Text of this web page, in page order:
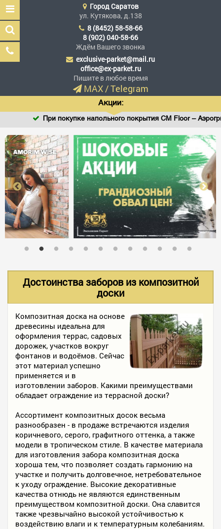
Эксклюзив Паркет
Мы сделали эксклюзив
доступным
ГЛАВНАЯ
АССОРТИМЕНТ
В НАЛИЧИИ
АКЦИИ
ФОТО РАБОТ
КОНТАКТЫ
ГородСаратов
ул. Кутякова, д.138
8 (8452) 58-58-66
8 (902) 040-58-66
Ждём Вашего звонка
exclusive-parket@mail.ru
office@ex-parket.ru
Пишите в любое время
MAX/Telegram
Акции:
При покупке напольного покрытия CM Floor –
Достоинства заборов из композитной
доски
Композитная доска на основе
древесины идеальна для
оформления террас, садовых
дорожек, участков вокруг
фонтанов и водоёмов. Сейчас
этот материал успешно
применяется и в
изготовлении заборов. Какими преимуществами
обладает ограждение из террасной доски?
Ассортимент композитных досок весьма
разнообразен - в продаже встречаются изделия
коричневого, серого, графитного оттенка, а также
модели в тропическом стиле. В качестве материала
для изготовления забора композитная доска
хороша тем, что позволяет создать гармонию на
участке и получить долговечное, нетребовательное
к уходу ограждение. Высокие декоративные
качества отнюдь не являются единственным
преимуществом композитной доски. Она славится
также чрезвычайно высокой устойчивостью к
воздействию влаги и к температурным колебаниям.